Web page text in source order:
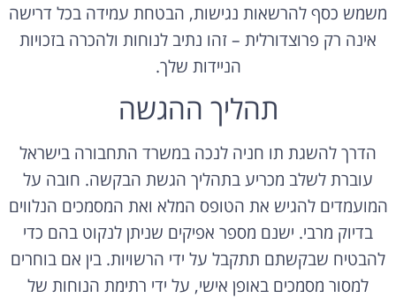
משמש כסף להרשאות נגישות, הבטחת עמידה בכל דרישה
אינה רק פרוצדורלית – זהו נתיב לנוחות ולהכרה בזכויות
הניידות שלך.
תהליך ההגשה
הדרך להשגת תו חניה לנכה במשרד התחבורה בישראל
עוברת לשלב מכריע בתהליך הגשת הבקשה. חובה על
המועמדים להגיש את הטופס המלא ואת המסמכים הנלווים
בדיוק מרבי. ישנם מספר אפיקים שניתן לנקוט בהם כדי
להבטיח שבקשתם תתקבל על ידי הרשויות. בין אם בוחרים
למסור מסמכים באופן אישי, על ידי רתימת הנוחות של